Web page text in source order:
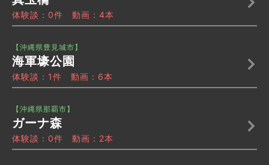
体験談：0件 動画：4本
【沖縄県豊見城市】
海軍壕公園
体験談：1件 動画：6本
【沖縄県那覇市】
ガーナ森
体験談：0件 動画：2本